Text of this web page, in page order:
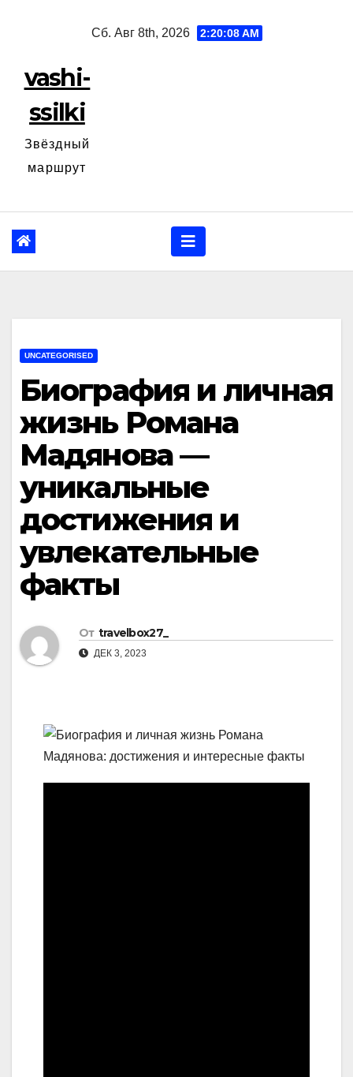
Сб. Авг 8th, 2026 2:20:09 AM
vashi-
ssilki
Звёздный
маршрут
UNCATEGORISED
Биография и личная
жизнь Романа
Мадянова —
уникальные
достижения и
увлекательные
факты
От travelbox27_
ДЕК 3, 2023